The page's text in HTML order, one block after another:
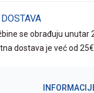
se obrađuju unutar
dostava je već od 25€.